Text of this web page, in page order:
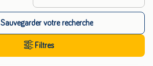
Sauvegarder votre recherche
Filtres